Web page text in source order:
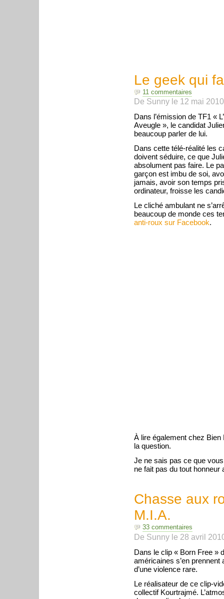
Le geek qui
11 commentaires
De Sunnyle 12 mai 2010
Dans l’émission de TF1 «
Aveugle », le candidat
beaucoup parler de lui.
Dans cette télé-réalité les
doivent séduire, ce que
absolument pas faire. Le
garçon est imbu de soi,
jamais, avoir son temps
ordinateur, froisse les
Le cliché ambulant ne
beaucoup de monde ces
anti-roux sur Facebook.
À lire également chez
la question.
Je ne sais pas ce que
ne fait pas du tout honneur
Chasse aux
M.I.A.
33 commentaires
De Sunnyle 28 avril
Dans le clip « Born Free »
américaines s’en
d’une violence rare.
Le réalisateur de ce clip-
collectif Kourtrajmé.